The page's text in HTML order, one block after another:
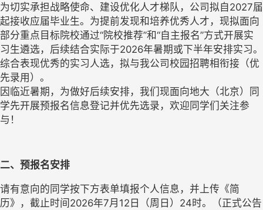
为切实承担战略使命、建设优化人才梯队，公司拟自2027届
起接收应届毕业生。为提前发现和培养优秀人才，现拟面向
部分重点目标院校通过“院校推荐”和“自主报名”方式开展实
习生遴选，后续结合实际于2026年暑期或下半年安排实习。
综合表现优秀的实习人选，拟与我公司校园招聘相衔接（优
先录用）。
因临近暑期，为做好后续安排，我们现面向地大（北京）同
学先开展预报名信息登记并优先选录，欢迎同学们关注参
与！
二、预报名安排
请有意向的同学按下方表单填报个人信息，并上传《简
历》，截止时间2026年7月12日（周日）24时。（正式公告